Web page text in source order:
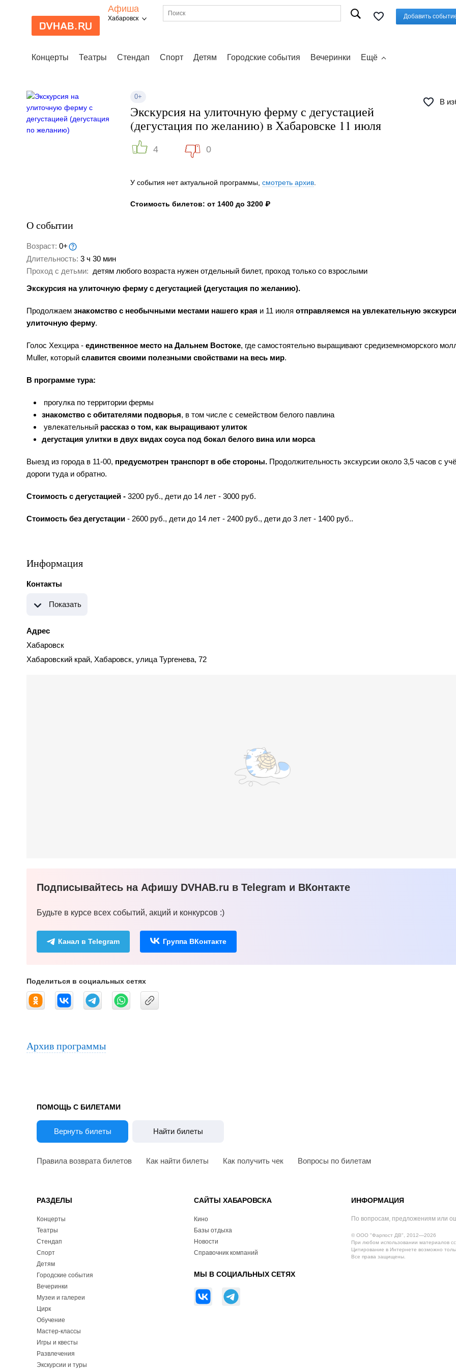
Афиша
Хабаровск Добавить
Концерты Театры Стендап Спорт Детям Городские события Вечеринки Ещё
0+
В
Экскурсия на улиточную ферму с дегустацией
(дегустация по желанию) в Хабаровске 11 июля
4 0
У события нет актуальной программы, смотреть архив
Стоимость билетов: от 1400 до 3200 ₽
О событии
Возраст: 0+
Длительность: 3 ч 30 мин
Проход с детьми: детям любого возраста нужен отдельный билет, проход только со взрослыми
Экскурсия на улиточную ферму с дегустацией (дегустация по желанию).
Продолжаем знакомство с необычными местами нашего края и 11 июля отправляемся на увлекательную
улиточную ферму.
Голос Хехцира - единственное место на Дальнем Востоке, где самостоятельно выращивают средиземноморского
Muller, который славится своими полезными свойствами на весь мир.
В программе тура:
прогулка по территории фермы
знакомство с обитателями подворья, в том числе с семейством белого павлина
увлекательный рассказ о том, как выращивают улиток
дегустация улитки в двух видах соуса под бокал белого вина или морса
Выезд из города в 11-00, предусмотрен транспорт в обе стороны. Продолжительность экскурсии около 3,5 часов с
дороги туда и обратно.
Стоимость с дегустацией - 3200 руб., дети до 14 лет - 3000 руб.
Стоимость без дегустации - 2600 руб., дети до 14 лет - 2400 руб., дети до 3 лет - 1400 руб..
Информация
Контакты
Показать
Адрес
Хабаровск
Хабаровский край, Хабаровск, улица Тургенева, 72
Подписывайтесь на Афишу DVHAB.ru в Telegram и ВКонтакте
Будьте в курсе всех событий, акций и конкурсов :)
Канал в Telegram Группа ВКонтакте
Поделиться в социальных сетях
Архив программы
ПОМОЩЬ С БИЛЕТАМИ
Вернуть билеты Найти билеты
Правила возврата билетов Как найти билеты Как получить чек Вопросы по билетам
РАЗДЕЛЫ
Концерты
Театры
Стендап
Спорт
Детям
Городские события
Вечеринки
Музеи и галереи
Цирк
Обучение
Мастер-классы
Игры и квесты
Развлечения
Экскурсии и туры
САЙТЫ ХАБАРОВСКА
Кино
Базы отдыха
Новости
Справочник компаний
МЫ В СОЦИАЛЬНЫХ СЕТЯХ
ИНФОРМАЦИЯ
По вопросам, предложениям или
© ООО "Фарпост ДВ", 2012—2026
При любом использовании материалов
Цитирование в Интернете возможно
Все права защищены.